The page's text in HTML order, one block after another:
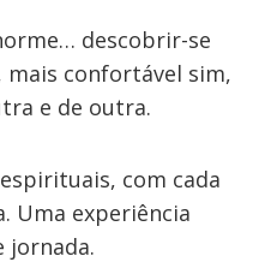
descobrir-se
confortável sim,
e de outra.
com cada
Uma experiência
jornada.